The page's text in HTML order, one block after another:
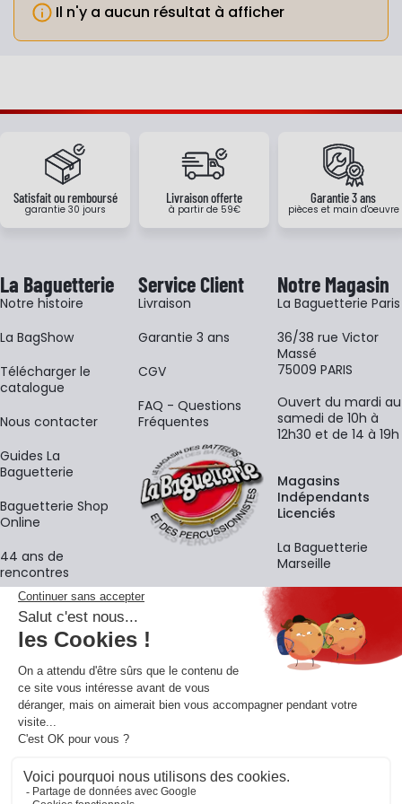
InfoIl n'y a aucun résultat à afficher
Satisfait ou remboursé
garantie 30 jours
Livraison offerte
à partir de 59€
Garantie 3 ans
pièces et main d'oeuvre
La Baguetterie
Notre histoire
La BagShow
​Télécharger le
catalogue
Nous contacter
Guides La
Baguetterie
Baguetterie Shop
Online
44 ans de
rencontres
Écoles
Service Client
Livraison
Garantie 3 ans
CGV
FAQ - Questions
Fréquentes
Notre Magasin
La Baguetterie Paris
36/38 rue Victor
Massé
75009 PARIS
Ouvert du mardi au
samedi de 10h à
12h30 et de 14 à 19h
Magasins
Indépendants
Licenciés
La Baguetterie
Marseille
La newsletter
En vous inscrivant à notre newsletter, vous acceptez notrepolitique de
confidentialité
Retrouvons-nous sur